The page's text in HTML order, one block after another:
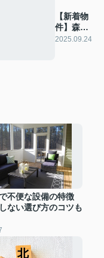
【新着物
件】森沢
荘
2025.09.24
不便な設備の特徴
ない選び方のコツも